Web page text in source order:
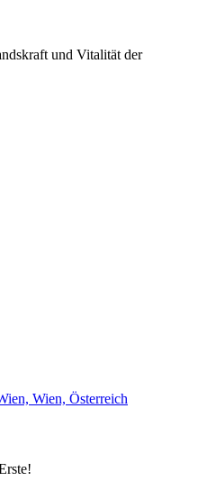
und Vitalität der
Wien, Österreich